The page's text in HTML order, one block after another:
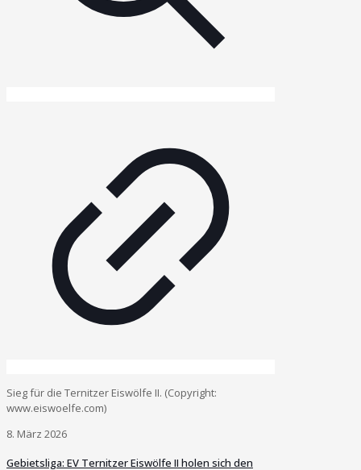
Sieg für die Ternitzer Eiswölfe II. (Copyright:
www.eiswoelfe.com)
8. März 2026
Gebietsliga: EV Ternitzer Eiswölfe II holen sich den